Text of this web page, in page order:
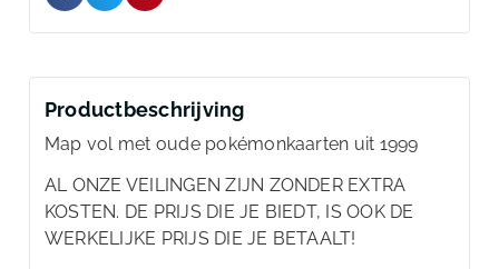
Productbeschrijving
Map vol met oude pokémonkaarten uit 1999
AL ONZE VEILINGEN ZIJN ZONDER EXTRA
KOSTEN. DE PRIJS DIE JE BIEDT, IS OOK DE
WERKELIJKE PRIJS DIE JE BETAALT!